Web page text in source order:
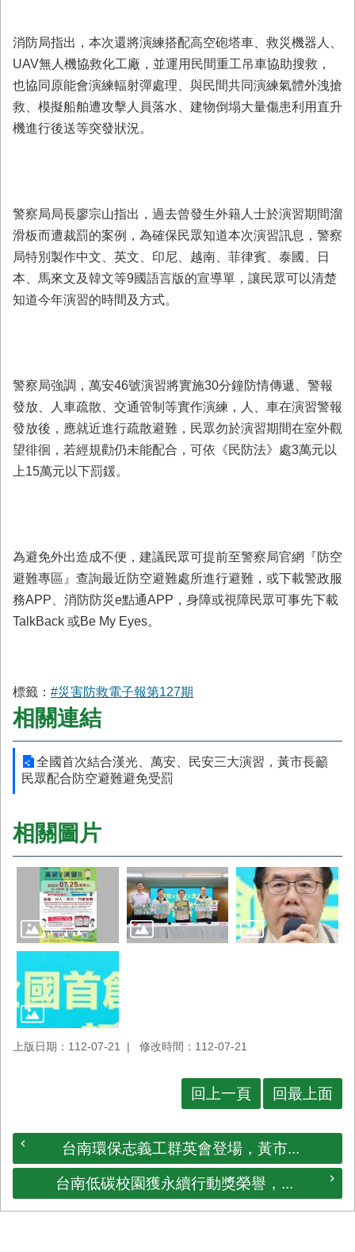
消防局指出，本次還將演練搭配高空砲塔車、救災機器人、
UAV無人機協救化工廠，並運用民間重工吊車協助搜救，
也協同原能會演練輻射彈處理、與民間共同演練氣體外洩搶
救、模擬船舶遭攻擊人員落水、建物倒塌大量傷患利用直升
機進行後送等突發狀況。
警察局局長廖宗山指出，過去曾發生外籍人士於演習期間溜
滑板而遭裁罰的案例，為確保民眾知道本次演習訊息，警察
局特別製作中文、英文、印尼、越南、菲律賓、泰國、日
本、馬來文及韓文等9國語言版的宣導單，讓民眾可以清楚
知道今年演習的時間及方式。
警察局強調，萬安46號演習將實施30分鐘防情傳遞、警報
發放、人車疏散、交通管制等實作演練，人、車在演習警報
發放後，應就近進行疏散避難，民眾勿於演習期間在室外觀
望徘徊，若經規勸仍未能配合，可依《民防法》處3萬元以
上15萬元以下罰鍰。
為避免外出造成不便，建議民眾可提前至警察局官網『防空
避難專區』查詢最近防空避難處所進行避難，或下載警政服
務APP、消防防災e點通APP，身障或視障民眾可事先下載
TalkBack 或Be My Eyes。
標籤： #災害防救電子報第127期
相關連結
全國首次結合漢光、萬安、民安三大演習，黃市長籲
民眾配合防空避難避免受罰
相關圖片
上版日期：112-07-21 修改時間：112-07-21
回上一頁 回最上面
台南環保志義工群英會登場，黃市...
台南低碳校園獲永續行動獎榮譽，...